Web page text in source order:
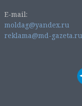
E-mail:
moldag@yandex.ru
reklama@md-gazeta.ru